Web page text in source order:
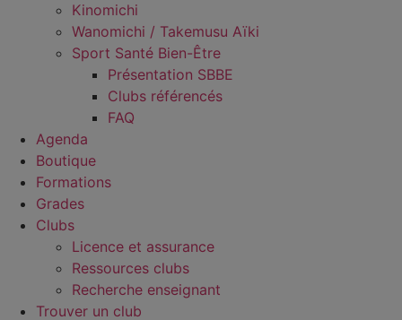
Kinomichi
Wanomichi / Takemusu Aïki
Sport Santé Bien-Être
Présentation SBBE
Clubs référencés
FAQ
Agenda
Boutique
Formations
Grades
Clubs
Licence et assurance
Ressources clubs
Recherche enseignant
Trouver un club